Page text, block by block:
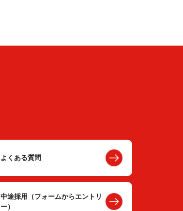
よくある質問
中途採用（フォームからエントリ
ー）